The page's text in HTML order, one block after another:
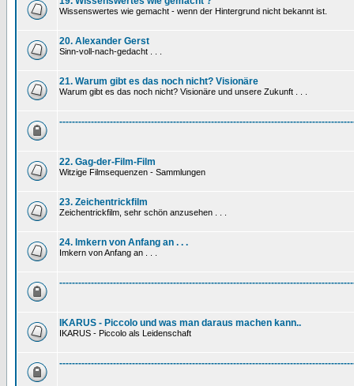
Wissenswertes wie gemacht - wenn der Hintergrund nicht bekannt ist.
20. Alexander Gerst
Sinn-voll-nach-gedacht . . .
21. Warum gibt es das noch nicht? Visionäre
Warum gibt es das noch nicht? Visionäre und unsere Zukunft . . .
22. Gag-der-Film-Film
Witzige Filmsequenzen - Sammlungen
23. Zeichentrickfilm
Zeichentrickfilm, sehr schön anzusehen . . .
24. Imkern von Anfang an . . .
Imkern von Anfang an . . .
IKARUS - Piccolo und was man daraus machen kann..
IKARUS - Piccolo als Leidenschaft